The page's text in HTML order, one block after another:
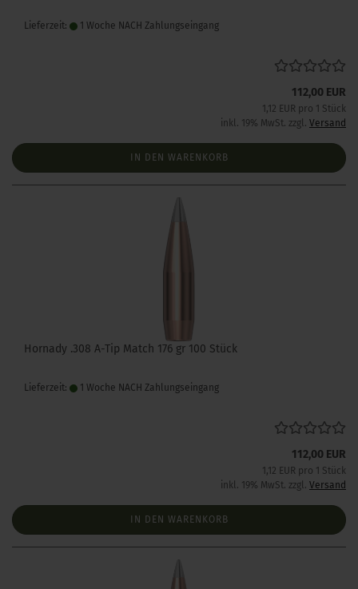
Lieferzeit: 1 Woche NACH Zahlungseingang
112,00 EUR
1,12 EUR pro 1 Stück
inkl. 19% MwSt. zzgl. Versand
IN DEN WARENKORB
Hornady .308 A-Tip Match 176 gr 100 Stück
Lieferzeit: 1 Woche NACH Zahlungseingang
112,00 EUR
1,12 EUR pro 1 Stück
inkl. 19% MwSt. zzgl. Versand
IN DEN WARENKORB